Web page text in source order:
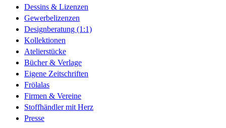
Dessins & Lizenzen
Gewerbelizenzen
Designberatung (1:1)
Kollektionen
Atelierstücke
Bücher & Verlage
Eigene Zeitschriften
Frölalas
Firmen & Vereine
Stoffhändler mit Herz
Presse